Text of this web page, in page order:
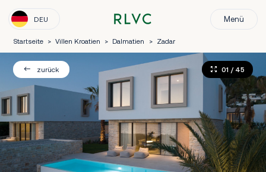
DEU Menü
Startseite > Villen Kroatien > Dalmatien > Zadar
zurück 01 / 45